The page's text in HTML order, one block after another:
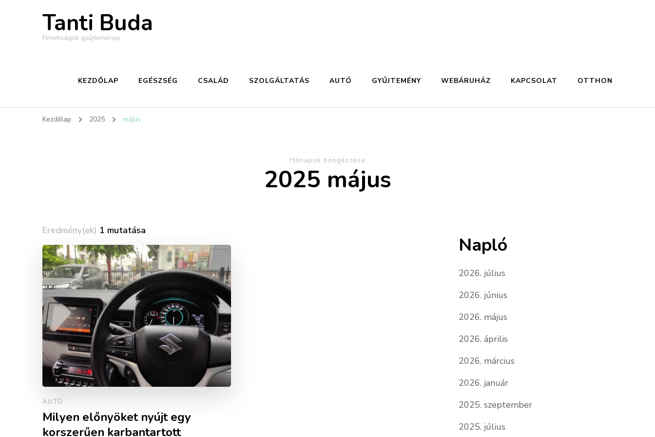
Tanti Buda
Finomságok gyűjteménye
KEZDŐLAP EGÉSZSÉG CSALÁD SZOLGÁLTATÁS AUTÓ GYŰJTEMÉNY WEBÁRUHÁZ KAPCSOLAT OTTHON
Kezdőlap 2025 május
Hónapok böngészése
2025 május
Eredmény(ek) 1 mutatása
AUTÓ
Milyen előnyöket nyújt egy
korszerűen karbantartott
Napló
2026. július
2026. június
2026. május
2026. április
2026. március
2026. január
2025. szeptember
2025. július